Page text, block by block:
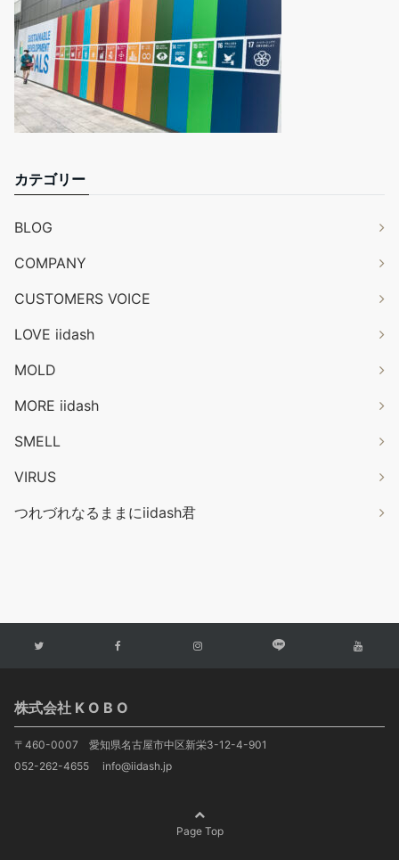
カテゴリー
BLOG
COMPANY
CUSTOMERS VOICE
LOVE iidash
MOLD
MORE iidash
SMELL
VIRUS
つれづれなるままにiidash君
株式会社 K O B O
〒460-0007 愛知県名古屋市中区新栄3-12-4-901
052-262-4655 info@iidash.jp
Page Top